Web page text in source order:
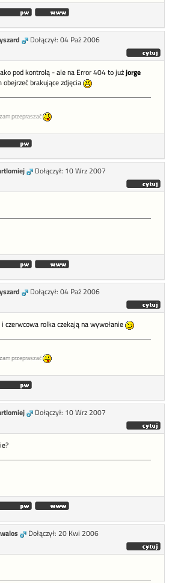
Dołączył: 04 Paź 2006
pod kontrolą - ale na Error 404 to jużjorge
obejrzeć brakujące zdjęcia
przepraszać
Dołączył: 10 Wrz 2007
Dołączył: 04 Paź 2006
czerwcowa rolka czekają na wywołanie
przepraszać
Dołączył: 10 Wrz 2007
Dołączył: 20 Kwi 2006